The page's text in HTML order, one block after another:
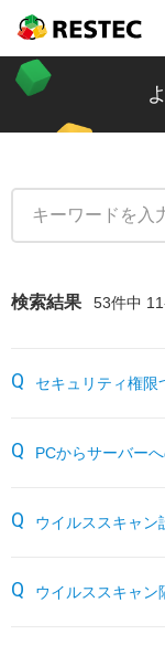
RESTEC
メ
ニ
ュ
ー
製品情報
リステック製
Restec Security
DOBERMAN
リステックサ
導入事例
建設業
介護福祉
新着記事一覧
企業の情報漏
サポート
DOBERMAN
リモート保守
検索結果 53件中
セキュリティ権限
PCからサーバー
ウイルススキャン
ウイルススキャン